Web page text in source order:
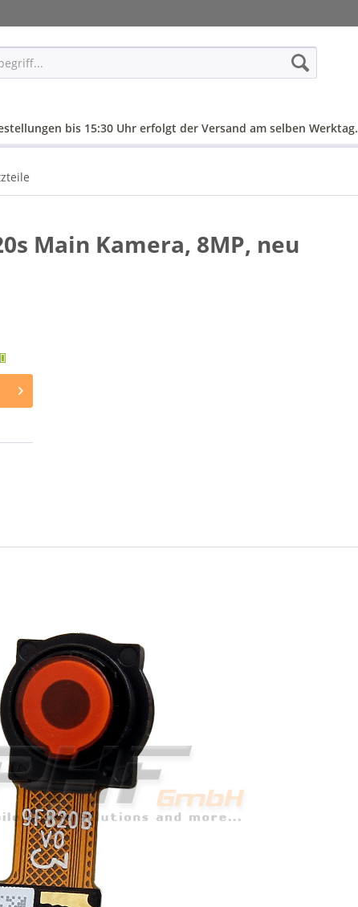
bis 15:30 Uhr erfolgt der Versand am selben Werktag.
Main Kamera, 8MP, neu